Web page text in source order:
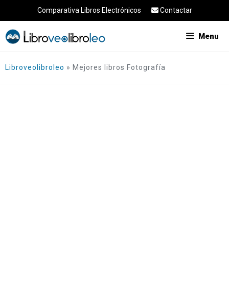
al
contenido
Comparativa Libros Electrónicos Contactar
Menu
Libroveolibroleo » Mejores libros Fotografía